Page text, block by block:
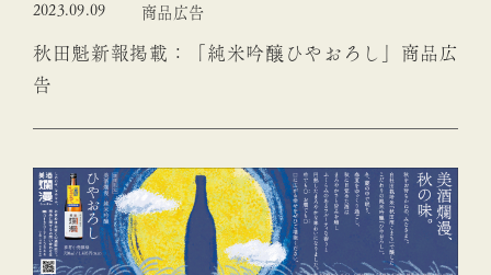
2023.09.09 商品広告
秋田魁新報掲載：「純米吟醸ひやおろし」商品広
告